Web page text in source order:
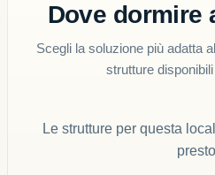
Dove dormire
Scegli la soluzione più adatta
strutture
Le strutture per questa